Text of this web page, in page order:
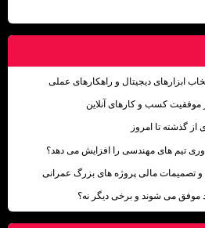
ابزارهای دیجیتال و راهکارهای عملی
کسب ‌و کارهای آنلاین
گذشته تا امروز
تیم های مهندسی را افزایش می دهد؟
و تصمیمات مالی پروژه های بزرگ عمرانی
موفق می شوند و برخی دیگر نه؟